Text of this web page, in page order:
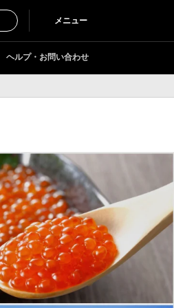
メニュー
ヘルプ・お問い合わせ